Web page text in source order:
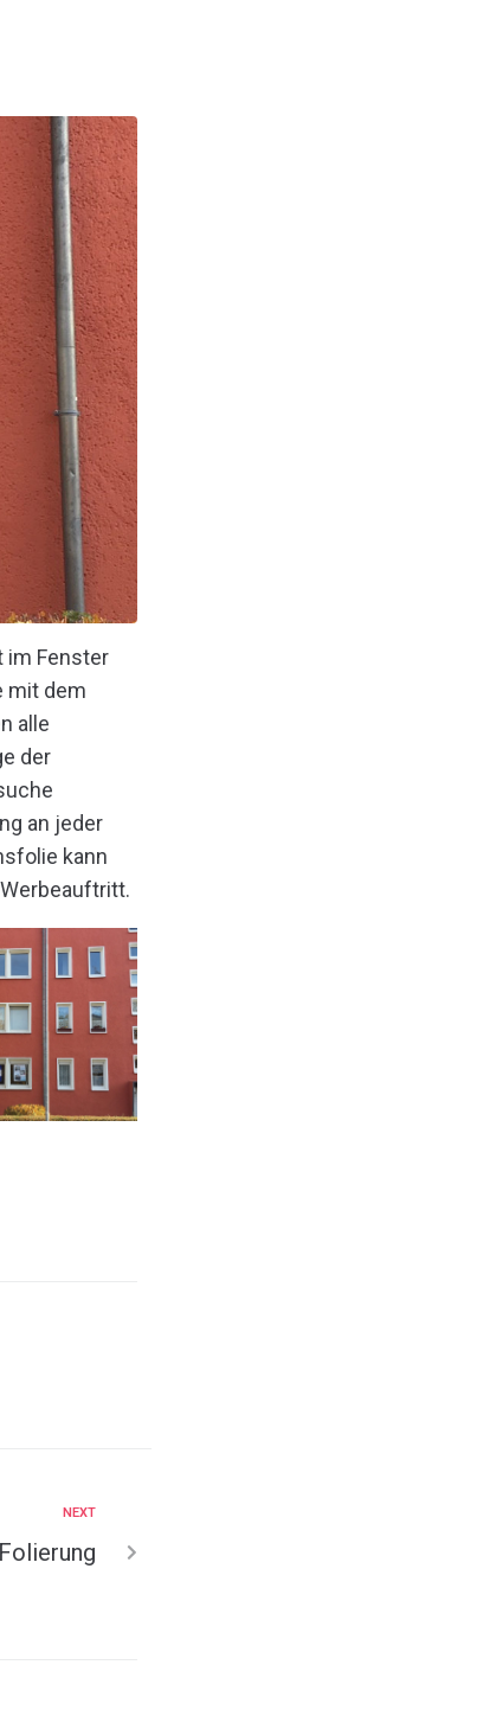
im Fenster
mit dem
alle
der
an jeder
kann
NEXT